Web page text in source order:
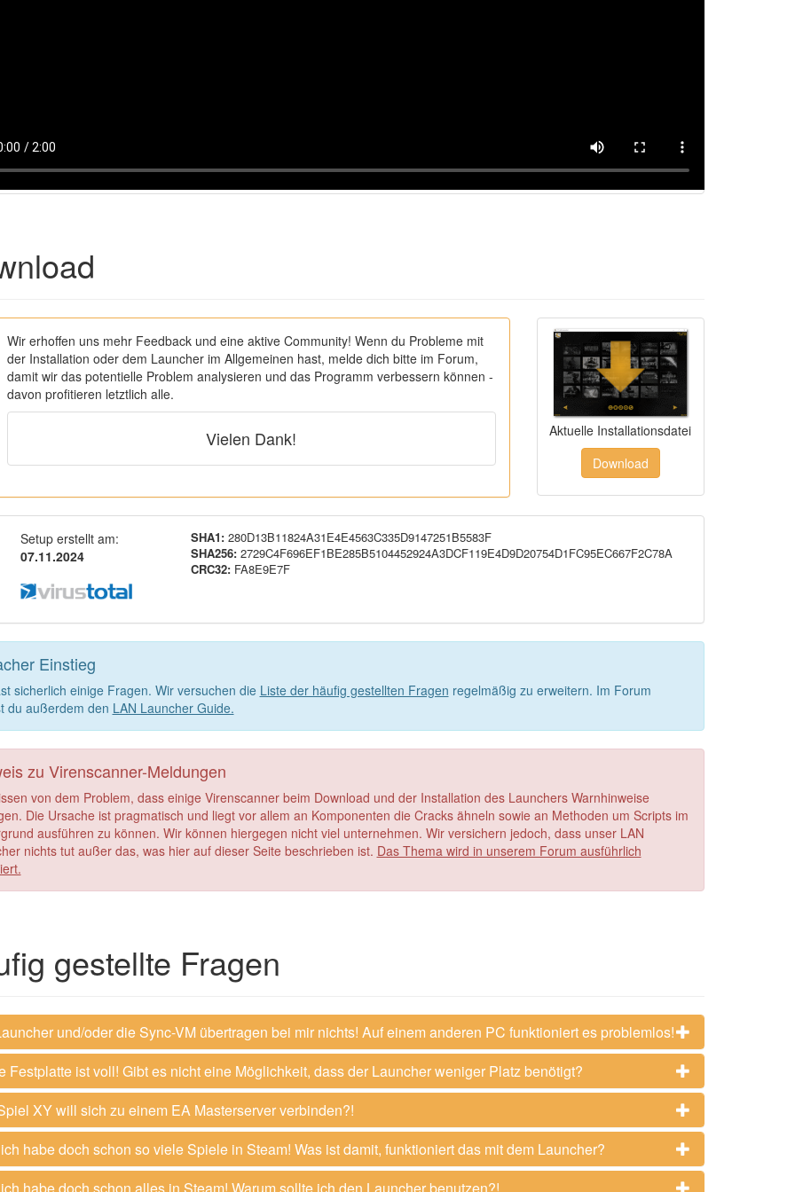
Wir erhoffen uns mehr Feedback und eine aktive Community! Wenn du Probleme mit
der Installation oder dem Launcher im Allgemeinen hast, melde dich bitte im Forum,
damit wir das potentielle Problem analysieren und das Programm verbessern können -
davon profitieren letztlich alle.
Vielen Dank!
Aktuelle Installationsdatei
Download
Setup erstellt am:
07.11.2024
SHA1: 280D13B11824A31E4E4563C335D9147251B5583F
SHA256: 2729C4F696EF1BE285B5104452924A3DCF119E4D9D20754D1FC95EC667F2C78A
CRC32: FA8E9E7F
Einstieg
sicherlich einige Fragen. Wir versuchen die Liste der häufig gestellten Fragen regelmäßig zu erweitern. Im Forum
du außerdem den LAN Launcher Guide.
zu Virenscanner-Meldungen
von dem Problem, dass einige Virenscanner beim Download und der Installation des Launchers Warnhinweise
Die Ursache ist pragmatisch und liegt vor allem an Komponenten die Cracks ähneln sowie an Methoden um Scripts im
ausführen zu können. Wir können hiergegen nicht viel unternehmen. Wir versichern jedoch, dass unser LAN
nichts tut außer das, was hier auf dieser Seite beschrieben ist. Das Thema wird in unserem Forum ausführlich
gestellte Fragen
und/oder die Sync-VM übertragen bei mir nichts! Auf einem anderen PC funktioniert es problemlos!
Festplatte ist voll! Gibt es nicht eine Möglichkeit, dass der Launcher weniger Platz benötigt?
XY will sich zu einem EA Masterserver verbinden?!
habe doch schon so viele Spiele in Steam! Was ist damit, funktioniert das mit dem Launcher?
habe doch schon alles in Steam! Warum sollte ich den Launcher benutzen?!